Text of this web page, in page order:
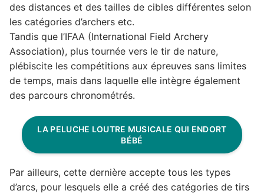
des distances et des tailles de cibles différentes selon
les catégories d’archers etc.
Tandis que l’IFAA (International Field Archery
Association), plus tournée vers le tir de nature,
plébiscite les compétitions aux épreuves sans limites
de temps, mais dans laquelle elle intègre également
des parcours chronométrés.
LA PELUCHE LOUTRE MUSICALE QUI ENDORT
BÉBÉ
Par ailleurs, cette dernière accepte tous les types
d’arcs, pour lesquels elle a créé des catégories de tirs